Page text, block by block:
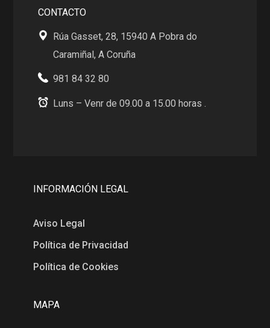
CONTACTO
Rúa Gasset, 28, 15940 A Pobra do
Caramiñal, A Coruña
981 84 32 80
Luns – Venr de 09.00 a 15.00 horas .
INFORMACIÓN LEGAL
Aviso Legal
Política de Privacidad
Política de Cookies
MAPA